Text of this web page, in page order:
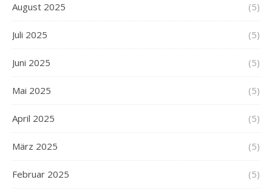
August 2025 (5)
Juli 2025 (5)
Juni 2025 (5)
Mai 2025 (5)
April 2025 (5)
März 2025 (5)
Februar 2025 (5)